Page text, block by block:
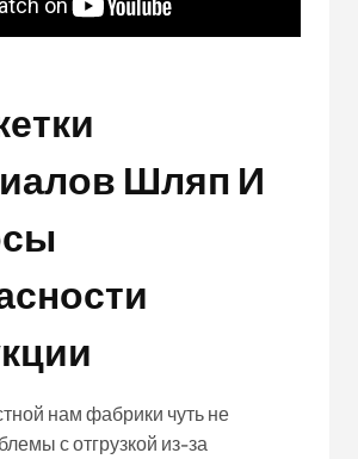
Шляп И
нам фабрики чуть не
с отгрузкой из-за